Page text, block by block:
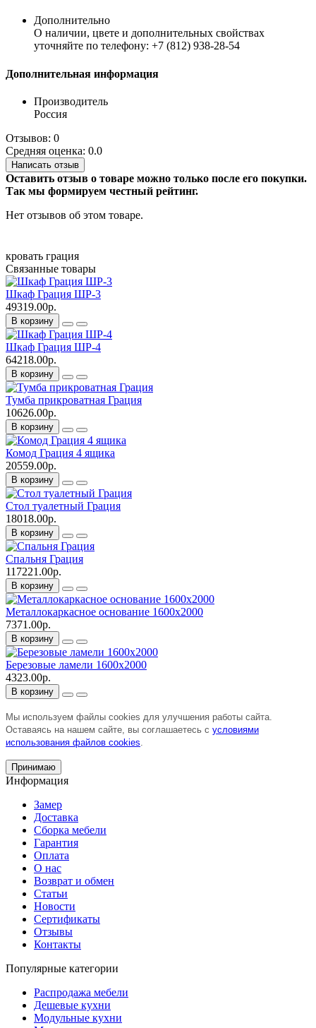
Дополнительно
О наличии, цвете и дополнительных свойствах
уточняйте по телефону: +7 (812) 938-28-54
Дополнительная информация
Производитель
Россия
Отзывов: 0
Средняя оценка: 0.0
Написать отзыв
Оставить отзыв о товаре можно только после его покупки.
Так мы формируем честный рейтинг.
Нет отзывов об этом товаре.
кровать грация
Связанные товары
Шкаф Грация ШР-3
49319.00р.
В корзину
Шкаф Грация ШР-4
64218.00р.
В корзину
Тумба прикроватная Грация
10626.00р.
В корзину
Комод Грация 4 ящика
20559.00р.
В корзину
Стол туалетный Грация
18018.00р.
В корзину
Спальня Грация
117221.00р.
В корзину
Металлокаркасное основание 1600х2000
7371.00р.
В корзину
Березовые ламели 1600х2000
4323.00р.
В корзину
Мы используем файлы cookies для улучшения работы сайта.
Оставаясь на нашем сайте, вы соглашаетесь с условиями
использования файлов cookies
Принимаю
Информация
Замер
Доставка
Сборка мебели
Гарантия
Оплата
О нас
Возврат и обмен
Статьи
Новости
Сертификаты
Отзывы
Контакты
Популярные категории
Распродажа мебели
Дешевые кухни
Модульные кухни